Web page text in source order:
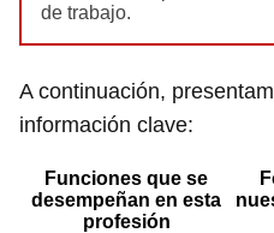
de trabajo.
A continuación,
información clave:
Funciones que se
desempeñan en esta
profesión